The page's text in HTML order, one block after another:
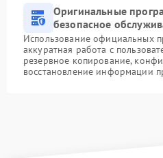
Оригинальные
безопасное
Использование официальных
аккуратная работа с
резервное копирование,
восстановление информации